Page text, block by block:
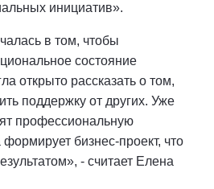
инициатив».
в том, чтобы
состояние
открыто рассказать о том,
поддержку от других. Уже
профессиональную
формирует бизнес-проект, что
- считает Елена